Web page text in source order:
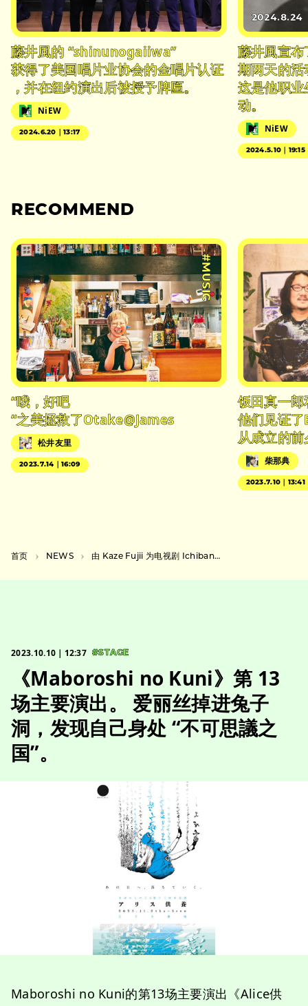
藤井風的 “shinunogaiiwa”
获得了美国唱片业协会的金唱片认证
，并在纽约演出后被授予牌匾。
NiEW
2024.6.20｜13:17
2024.8.24
藤井風宣
期两天的
这是他职
动。
NiEW
2024.5.10｜19:15
RECOMMEND
#MUSIC
“哦，好吧
“之美拯救了Otake@James
松井友里
2023.7.14｜16:09
饭田真一
他们见证
从成立的
柴那典
2023.7.10｜13:41
首页 NEWS 由 Kaze Fujii 为电视剧 Ichiban Sukina Hana 创作的主题曲 “Hana “将发行。
2023.10.10｜12:37 #STAGE
《Maboroshi no Kuni》第 13
场主要演出。 爱丽丝掉进兔子
洞，发现自己身处 “不可思議之
国”。
Maboroshi no Kuni的第13场主要演出《Alice供